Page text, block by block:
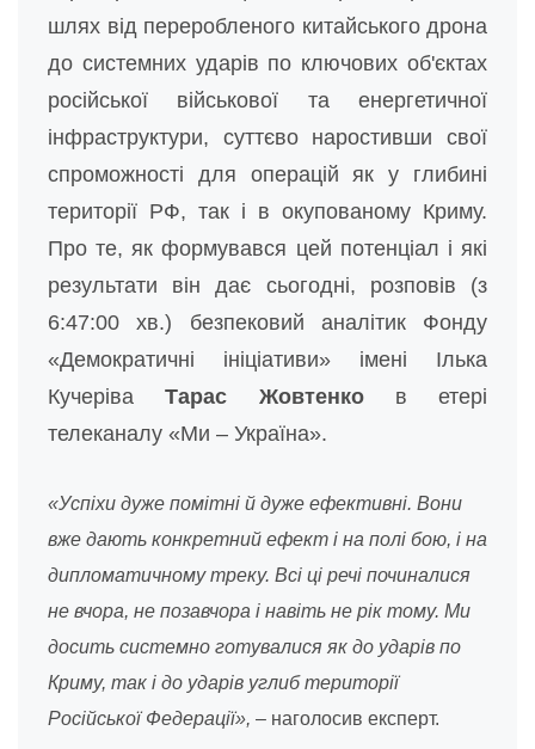
шлях від переробленого китайського дрона
до системних ударів по ключових об'єктах
російської військової та енергетичної
інфраструктури, суттєво наростивши свої
спроможності для операцій як у глибині
території РФ, так і в окупованому Криму.
Про те, як формувався цей потенціал і які
результати він дає сьогодні, розповів (з
6:47:00 хв.) безпековий аналітик Фонду
«Демократичні ініціативи» імені Ілька
КучеріваТарас Жовтенков етері
телеканалу «Ми – Україна».
«Успіхи дуже помітні й дуже ефективні. Вони
вже дають конкретний ефект і на полі бою, і на
дипломатичному треку. Всі ці речі починалися
не вчора, не позавчора і навіть не рік тому. Ми
досить системно готувалися як до ударів по
Криму, так і до ударів углиб території
Російської Федерації», – наголосив експерт.